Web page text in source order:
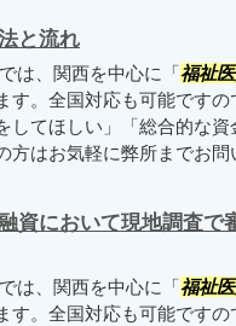
と流れ
は、関西を中心に「福祉
す。全国対応も可能です
してほしい」「総合的な資
方はお気軽に弊所までお問
資において現地調査で
は、関西を中心に「福祉
す。全国対応も可能です